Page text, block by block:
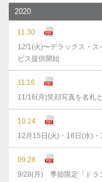
2020
11.30
12/1(火)〜デラックス・
ビス提供開始
11.16
11/16(月)笑顔写真を名札
10.24
12月15日(火)・16日(水)・
09.28
9/28(月) 季節限定「ドラ